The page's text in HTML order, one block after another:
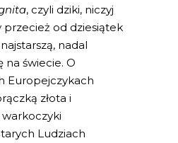
, czyli dziki, niczyj
przecież od dziesiątek
nadal
na świecie. O
Europejczykach
złota i
Ludziach